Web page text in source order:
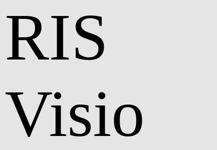
RIS
Visio